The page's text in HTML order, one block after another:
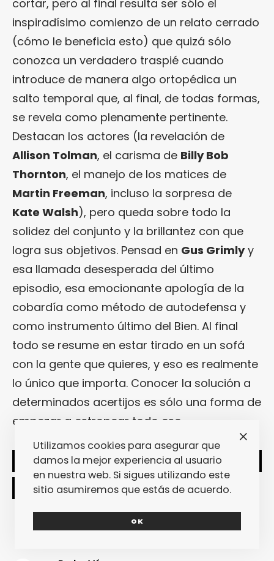
cortar, pero al final resulta ser sólo el
inspiradísimo comienzo de un relato cerrado
(cómo le beneficia esto) que quizá sólo
conozca un verdadero traspié cuando
introduce de manera algo ortopédica un
salto temporal que, al final, de todas formas,
se revela como plenamente pertinente.
Destacan los actores (la revelación de
Allison Tolman, el carisma de Billy Bob
Thornton, el manejo de los matices de
Martin Freeman, incluso la sorpresa de
Kate Walsh), pero queda sobre todo la
solidez del conjunto y la brillantez con que
logra sus objetivos. Pensad en Gus Grimlyy
esa llamada desesperada del último
episodio, esa emocionante apología de la
cobardía como método de autodefensa y
como instrumento último del Bien. Al final
todo se resume en estar tirado en un sofá
con la gente que quieres, y eso es realmente
lo único que importa. Conocer la solución a
determinados acertijos es sólo una forma de
empezar a estropear todo eso.
SHARE TWEET
Utilizamos cookies para asegurar que
damos la mejor experiencia al usuario
en nuestra web. Si sigues utilizando este
sitio asumiremos que estás de acuerdo.
OK